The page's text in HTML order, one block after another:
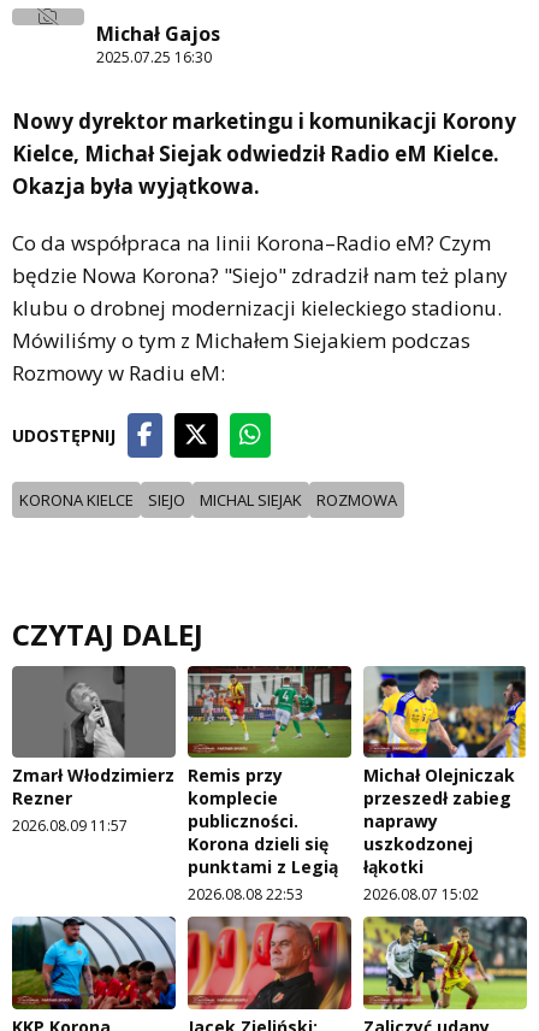
Michał Gajos
2025.07.25 16:30
Nowy dyrektor marketingu i komunikacji Korony
Kielce, Michał Siejak odwiedził Radio eM Kielce.
Okazja była wyjątkowa.
Co da współpraca na linii Korona–Radio eM? Czym
będzie Nowa Korona? "Siejo" zdradził nam też plany
klubu o drobnej modernizacji kieleckiego stadionu.
Mówiliśmy o tym z Michałem Siejakiem podczas
Rozmowy w Radiu eM:
UDOSTĘPNIJ
KORONA KIELCE SIEJO MICHAL SIEJAK ROZMOWA
CZYTAJ DALEJ
Zmarł Włodzimierz
Rezner
2026.08.09 11:57
Remis przy
komplecie
publiczności.
Korona dzieli się
punktami z Legią
2026.08.08 22:53
Michał Olejniczak
przeszedł zabieg
naprawy
uszkodzonej
łąkotki
2026.08.07 15:02